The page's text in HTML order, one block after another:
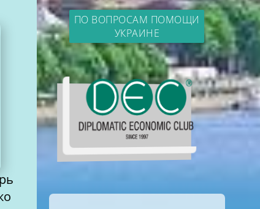
ПО ВОПРОСАМ ПОМОЩИ
УКРАИНЕ